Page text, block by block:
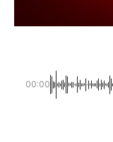
00:00